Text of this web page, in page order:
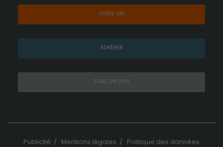
VOTRE UFE
ADHÉRER
FAIRE UN DON
Publicité / Mentions légales / Politique des données